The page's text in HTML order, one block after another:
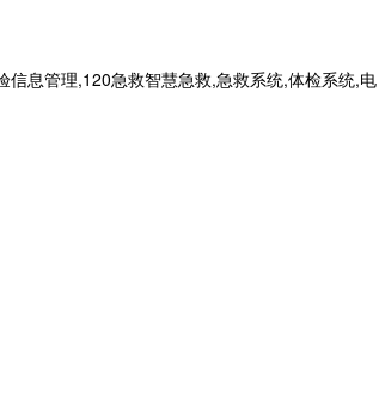
息管理,120急救智慧急救,急救系统,体检系统,电